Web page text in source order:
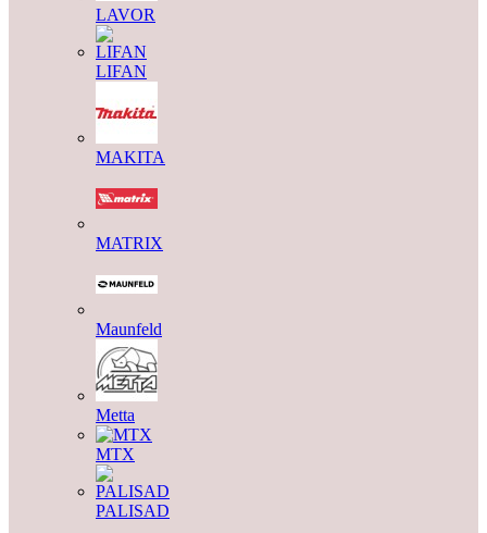
LAVOR
LIFAN
MAKITA
MATRIX
Maunfeld
Metta
MTX
PALISAD